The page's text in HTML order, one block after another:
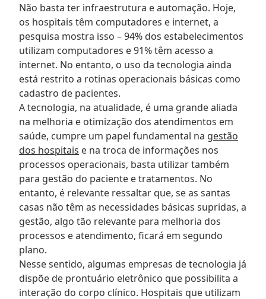
Não basta ter infraestrutura e automação. Hoje,
os hospitais têm computadores e internet, a
pesquisa mostra isso – 94% dos estabelecimentos
utilizam computadores e 91% têm acesso a
internet. No entanto, o uso da tecnologia ainda
está restrito a rotinas operacionais básicas como
cadastro de pacientes.
A tecnologia, na atualidade, é uma grande aliada
na melhoria e otimização dos atendimentos em
saúde, cumpre um papel fundamental na gestão
dos hospitais e na troca de informações nos
processos operacionais, basta utilizar também
para gestão do paciente e tratamentos. No
entanto, é relevante ressaltar que, se as santas
casas não têm as necessidades básicas supridas, a
gestão, algo tão relevante para melhoria dos
processos e atendimento, ficará em segundo
plano.
Nesse sentido, algumas empresas de tecnologia já
dispõe de prontuário eletrônico que possibilita a
interação do corpo clínico. Hospitais que utilizam